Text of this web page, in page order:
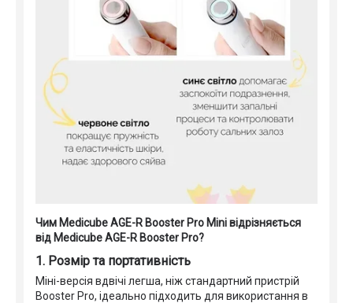
Чим Medicube AGE-R Booster Pro Mini відрізняється
від Medicube AGE-R Booster Pro?
1. Розмір та портативність
Міні-версія вдвічі легша, ніж стандартний пристрій
Booster Pro, ідеально підходить для використання в